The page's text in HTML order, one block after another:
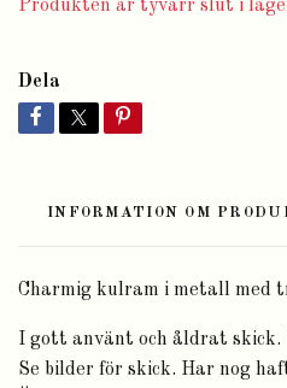
Produkten är tyvärr slut i
Dela
INFORMATION OM
Charmig kulram i metall med
I gott använt och åldrat skick.
Se bilder för skick. Har nog